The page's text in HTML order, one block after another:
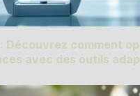
Découvrez comment
avec des outils